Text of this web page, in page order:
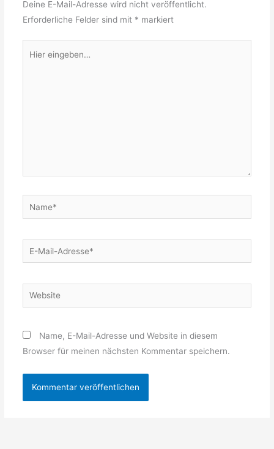
Deine E-Mail-Adresse wird nicht veröffentlicht.
Erforderliche Felder sind mit * markiert
eingeben…
Name*
E-
Mail-
Website
Name, E-Mail-Adresse und Website in diesem
Browser für meinen nächsten Kommentar speichern.